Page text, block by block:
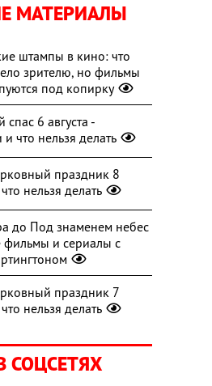
МАТЕРИАЛЫ
штампы в кино: что
зрителю, но фильмы
под копирку
6 августа -
что нельзя делать
праздник 8
нельзя делать
до Под знаменем небес
фильмы и сериалы с
праздник 7
нельзя делать
СОЦСЕТЯХ